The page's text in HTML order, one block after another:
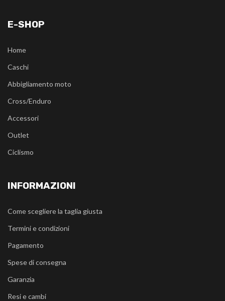
E-SHOP
Home
Caschi
Abbigliamento moto
Cross/Enduro
Accessori
Outlet
Ciclismo
INFORMAZIONI
Come scegliere la taglia giusta
Termini e condizioni
Pagamento
Spese di consegna
Garanzia
Resi e cambi